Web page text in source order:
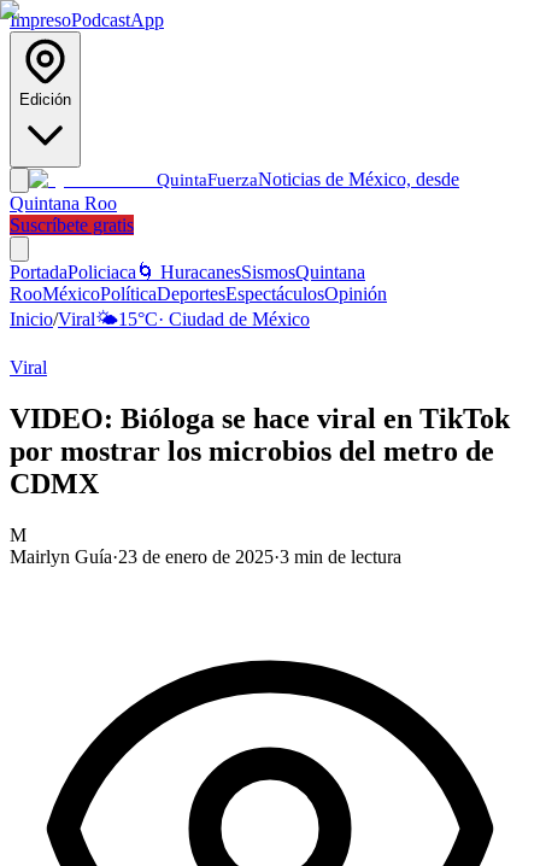
ImpresoPodcastApp
Edición
QuintaFuerzaNoticias de México, desde
Quintana Roo
Suscríbete gratis
PortadaPoliciaca 🌀 HuracanesSismosQuintana
RooMéxicoPolíticaDeportesEspectáculosOpinión
Inicio/Viral🌤️15°C· Ciudad de México
Viral
VIDEO: Bióloga se hace viral en TikTok
por mostrar los microbios del metro de
CDMX
M
Mairlyn Guía·23 de enero de 2025·3 min de lectura